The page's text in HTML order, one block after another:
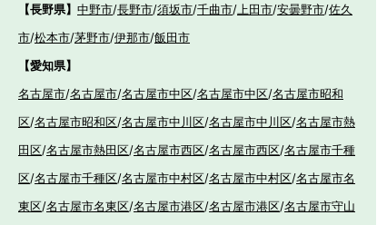
【長野県】 中野市/長野市/須坂市/千曲市/ 上田市/安曇野市/佐久
市/松本市/茅野市/伊那市/飯田市
【愛知県】
名古屋市/名古屋市/名古屋市中区/名古屋市中区/名古屋市昭和
区/名古屋市昭和区/名古屋市中川区/名古屋市中川区/名古屋市熱
田区/名古屋市熱田区/名古屋市西区/名古屋市西区/名古屋市千種
区/名古屋市千種区/名古屋市中村区/名古屋市中村区/名古屋市名
東区/名古屋市名東区/名古屋市港区/名古屋市港区/名古屋市守山